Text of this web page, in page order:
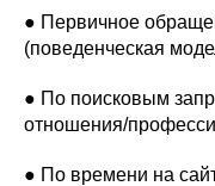
● Первичное
(поведенческая
● По поисковым
отношения/
● По времени на